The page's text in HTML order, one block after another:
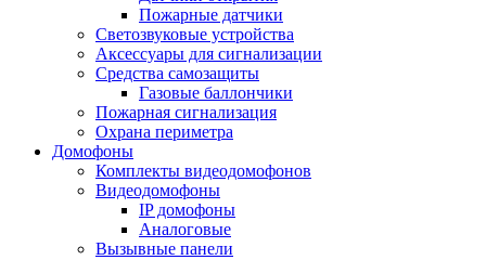
Пожарные датчики
Светозвуковые устройства
Аксессуары для сигнализации
Средства самозащиты
Газовые баллончики
Пожарная сигнализация
Охрана периметра
Домофоны
Комплекты видеодомофонов
Видеодомофоны
IP домофоны
Аналоговые
Вызывные панели